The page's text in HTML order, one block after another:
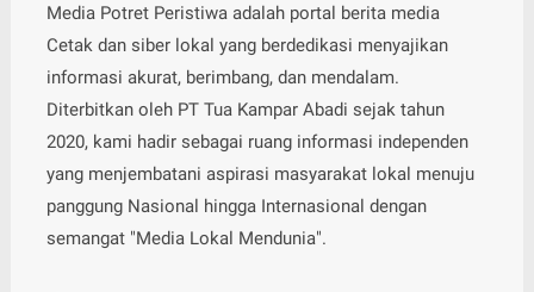
Media Potret Peristiwa adalah portal berita media
Cetak dan siber lokal yang berdedikasi menyajikan
informasi akurat, berimbang, dan mendalam.
Diterbitkan oleh PT Tua Kampar Abadi sejak tahun
2020, kami hadir sebagai ruang informasi independen
yang menjembatani aspirasi masyarakat lokal menuju
panggung Nasional hingga Internasional dengan
semangat "Media Lokal Mendunia".